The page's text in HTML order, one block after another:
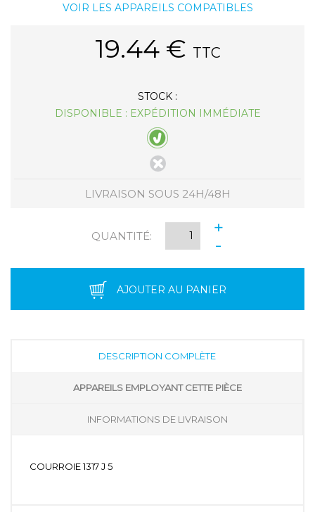
VOIR LES APPAREILS COMPATIBLES
19.44 € TTC
STOCK :
DISPONIBLE : EXPÉDITION IMMÉDIATE
LIVRAISON SOUS 24H/48H
QUANTITÉ:
+
-
AJOUTER AU PANIER
DESCRIPTION COMPLÈTE
APPAREILS EMPLOYANT CETTE PIÈCE
INFORMATIONS DE LIVRAISON
COURROIE 1317 J 5